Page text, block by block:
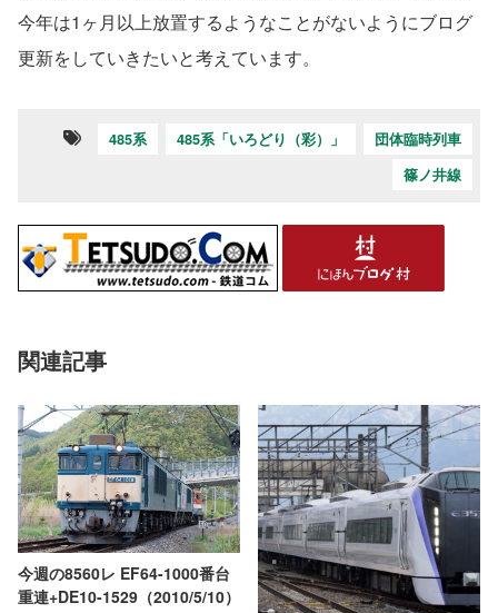
今年は1ヶ月以上放置するようなことがないようにブログ
更新をしていきたいと考えています。
485系 485系「いろどり（彩）」
団体臨時列車
篠ノ井線
関連記事
今週の8560レ EF64-1000番台
重連+DE10-1529（2010/5/10）